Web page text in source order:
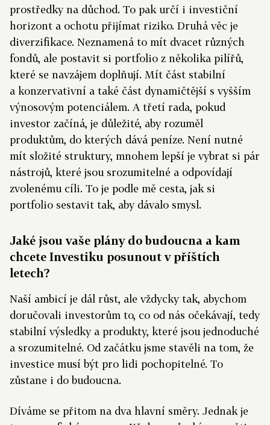
prostředky na důchod. To pak určí i investiční
horizont a ochotu přijímat riziko. Druhá věc je
diverzifikace. Neznamená to mít dvacet různých
fondů, ale postavit si portfolio z několika pilířů,
které se navzájem doplňují. Mít část stabilní
a konzervativní a také část dynamičtější s vyšším
výnosovým potenciálem. A třetí rada, pokud
investor začíná, je důležité, aby rozuměl
produktům, do kterých dává peníze. Není nutné
mít složité struktury, mnohem lepší je vybrat si pár
nástrojů, které jsou srozumitelné a odpovídají
zvolenému cíli. To je podle mě cesta, jak si
portfolio sestavit tak, aby dávalo smysl.
Jaké jsou vaše plány do budoucna a kam
chcete Investiku posunout v příštích
letech?
Naší ambicí je dál růst, ale vždycky tak, abychom
doručovali investorům to, co od nás očekávají, tedy
stabilní výsledky a produkty, které jsou jednoduché
a srozumitelné. Od začátku jsme stavěli na tom, že
investice musí být pro lidi pochopitelné. To
zůstane i do budoucna.
Díváme se přitom na dva hlavní směry. Jednak je